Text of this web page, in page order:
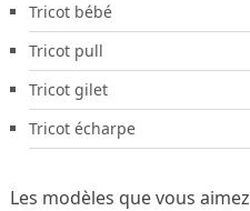
Tricot bébé
Tricot pull
Tricot gilet
Tricot écharpe
Les modèles que vous aimez